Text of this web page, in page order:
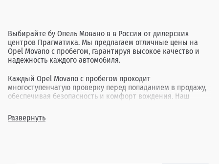
Выбирайте бу Опель Мовано в в России от дилерских
центров Прагматика. Мы предлагаем отличные цены на
Opel Movano с пробегом, гарантируя высокое качество и
надежность каждого автомобиля.
Каждый Opel Movano с пробегом проходит
многоступенчатую проверку перед попаданием в продажу,
обеспечивая безопасность и комфорт вождения. Наш
года выпуска, позволяя найти идеальный вариант для
каждого клиента.
Развернуть